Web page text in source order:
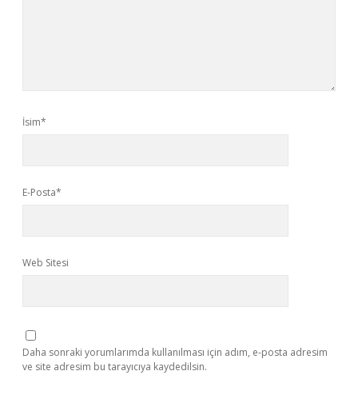
İsim*
E-Posta*
Web Sitesi
Daha sonraki yorumlarımda kullanılması için adım, e-posta adresim
ve site adresim bu tarayıcıya kaydedilsin.